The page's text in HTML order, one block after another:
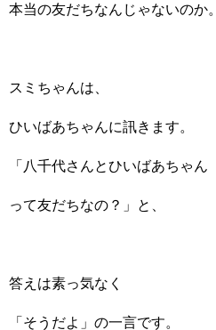
本当の友だちなんじゃないのか。
スミちゃんは、
ひいばあちゃんに訊きます。
「八千代さんとひいばあちゃん
って友だちなの？」と、
答えは素っ気なく
「そうだよ」の一言です。